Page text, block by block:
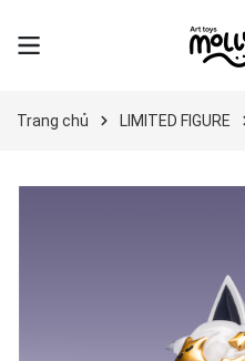
Trang chủ LIMITED FIGURE